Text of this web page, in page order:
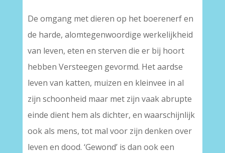
De omgang met dieren op het boerenerf en
de harde, alomtegenwoordige werkelijkheid
van leven, eten en sterven die er bij hoort
hebben Versteegen gevormd. Het aardse
leven van katten, muizen en kleinvee in al
zijn schoonheid maar met zijn vaak abrupte
einde dient hem als dichter, en waarschijnlijk
ook als mens, tot mal voor zijn denken over
leven en dood. ‘Gewond’ is dan ook een